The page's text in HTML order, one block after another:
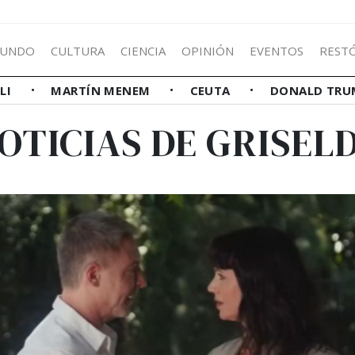
CULTURA CIENCIA OPINIÓN EVENTOS
MARTÍN MENEM CEUTA DONALD
DE